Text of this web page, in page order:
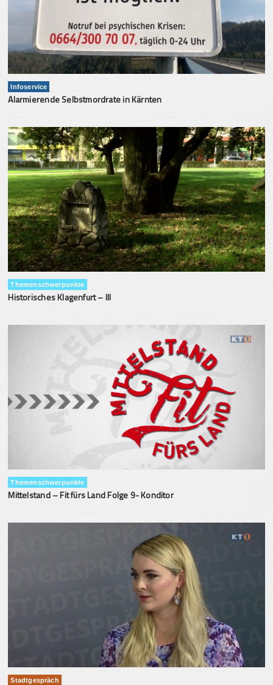
Infoservice
Alarmierende Selbstmordrate in Kärnten
Themenschwerpunkte
Historisches Klagenfurt – III
Themenschwerpunkte
Mittelstand – Fit fürs Land Folge 9- Konditor
Stadtgespräch